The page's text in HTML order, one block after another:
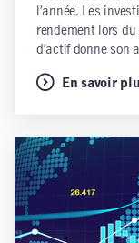
l’année. Les
rendement lors
d’actif donne son
En savoir